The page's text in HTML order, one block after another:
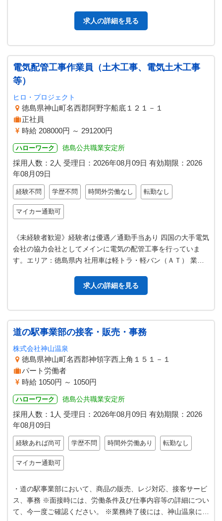
求人の詳細を見る
電気配管工事作業員（土木工事、電気土木工事
等）
ヒロ・プロジェクト
徳島県神山町名西郡阿野字船底１２１－１
正社員
時給 208000円 ～ 291200円
ハローワーク 徳島公共職業安定所
採用人数：2人 受理日： 2026年08月09日 有効期限： 2026
年08月09日
経験不問 学歴不問 時間外労働なし 転勤なし
マイカー通勤可
《未経験者歓迎》経験者は優遇／通勤手当あり 四国の大手電気
会社の協力会社としてメインに電気の配管工事を行っていま
す。エリア：徳島県内 社用車は軽トラ・軽バン（ＡＴ） 業務
求人の詳細を見る
道の駅事業部の接客・販売・事務
株式会社神山温泉
徳島県神山町名西郡神領字西上角１５１－１
パート労働者
時給 1050円 ～ 1050円
ハローワーク 徳島公共職業安定所
採用人数：1人 受理日： 2026年08月09日 有効期限： 2026
年08月09日
経験あれば尚可 学歴不問 時間外労働あり 転勤なし
マイカー通勤可
・道の駅事業部において、商品の販売、レジ対応、接客サービ
ス、事務 ※面接時には、労働条件及び仕事内容等の詳細につい
て、今一度ご確認ください。 ※業務終了後には、神山温泉に入